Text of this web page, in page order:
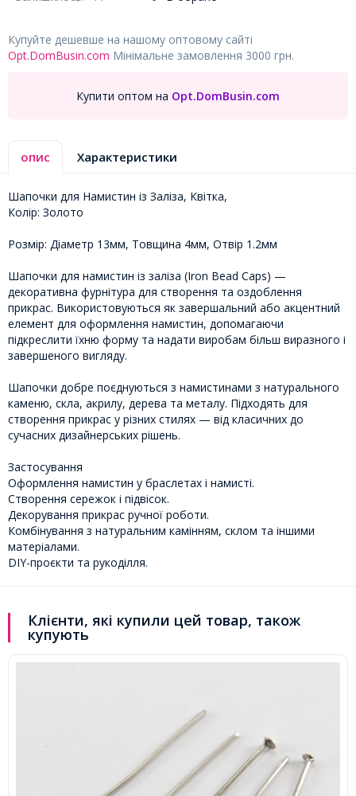
Купуйте дешевше на нашому оптовому сайті
Opt.DomBusin.com Мінімальне замовлення 3000 грн.
Купити оптом на Opt.DomBusin.com
опис Характеристики
Шапочки для Намистин із Заліза, Квітка,
Колір: Золото
Розмір: Діаметр 13мм, Товщина 4мм, Отвір 1.2мм
Шапочки для намистин із заліза (Iron Bead Caps) —
декоративна фурнітура для створення та оздоблення
прикрас. Використовуються як завершальний або акцентний
елемент для оформлення намистин, допомагаючи
підкреслити їхню форму та надати виробам більш виразного і
завершеного вигляду.
Шапочки добре поєднуються з намистинами з натурального
каменю, скла, акрилу, дерева та металу. Підходять для
створення прикрас у різних стилях — від класичних до
сучасних дизайнерських рішень.
Застосування
Оформлення намистин у браслетах і намисті.
Створення сережок і підвісок.
Декорування прикрас ручної роботи.
Комбінування з натуральним камінням, склом та іншими
матеріалами.
DIY-проєкти та рукоділля.
Клієнти, які купили цей товар, також
купують